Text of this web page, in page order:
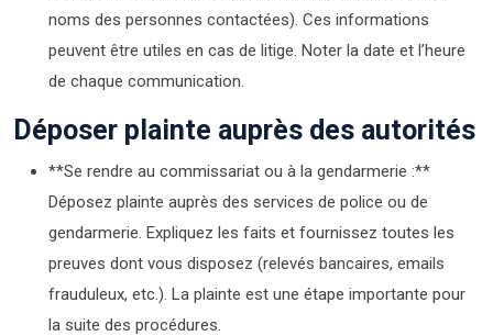
noms des personnes contactées). Ces informations
peuvent être utiles en cas de litige. Noter la date et l’heure
de chaque communication.
Déposer plainte auprès des autorités
**Se rendre au commissariat ou à la gendarmerie :**
Déposez plainte auprès des services de police ou de
gendarmerie. Expliquez les faits et fournissez toutes les
preuves dont vous disposez (relevés bancaires, emails
frauduleux, etc.). La plainte est une étape importante pour
la suite des procédures.